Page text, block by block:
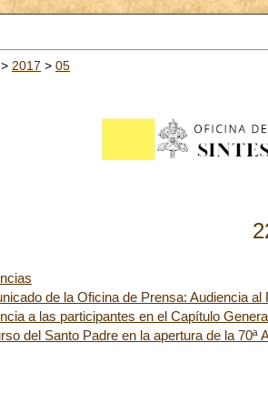
> 2017 > 05
de la Oficina de Prensa: Audiencia
a las participantes en el Capítulo
del Santo Padre en la apertura de la